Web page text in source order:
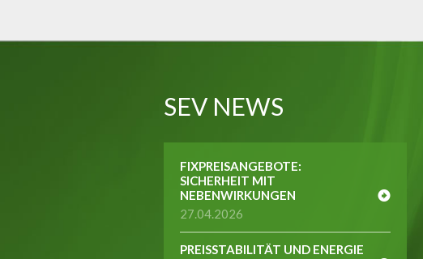
SEV NEWS
FIXPREISANGEBOTE:
SICHERHEIT MIT
NEBENWIRKUNGEN
27.04.2026
PREISSTABILITÄT UND ENERGIE